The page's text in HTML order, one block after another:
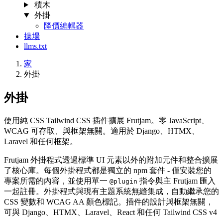
積木
外掛
降價編輯器
操場
llms.txt
家
外掛
外掛
使用純 CSS Tailwind CSS 插件擴展 Frutjam。零 JavaScript、
WCAG 可存取、與框架無關。適用於 Django、HTMX、
Laravel 和任何框架。
Frutjam 外掛程式透過標準 UI 元素以外的附加元件和整合擴展
了核心庫。每個外掛程式都是獨立的 npm 套件 - 僅安裝您的
專案所需的內容，並使用單一 @plugin 指令與主 Frutjam 匯入
一起註冊。外掛程式與現有主題系統無縫集成，自動繼承您的
CSS 變數和 WCAG AA 顏色標記。插件的設計與框架無關，
可與 Django、HTMX、Laravel、React 和任何 Tailwind CSS v4